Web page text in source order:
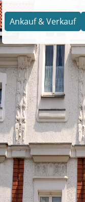
Ankauf & Verkauf